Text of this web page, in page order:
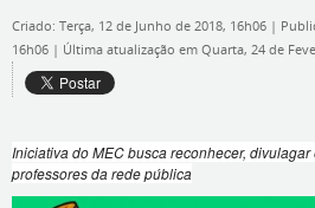
Criado: Terça, 12 de Junho de 2018, 16h06 |
16h06 | Última atualização em Quarta, 24 de
Iniciativa do MEC busca reconhecer,
professores da rede pública